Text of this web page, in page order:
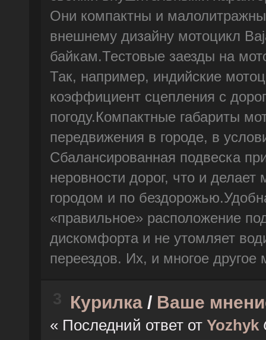
Они компактны и
внешнему дизайну мотоцикл
байкам.Тестовые заезды на
Так, например, индийские
коэффициент сцепления с
погоду.Компактные габариты
передвижения в городе, в
Сбалансированная подвеска
неровности дорог, что и
городом и по
«правильное» расположение
дискомфорта и не утомляет
переездов. Их, и многое
3 Курилка / Ваше
« Последний ответ от Yozhyk